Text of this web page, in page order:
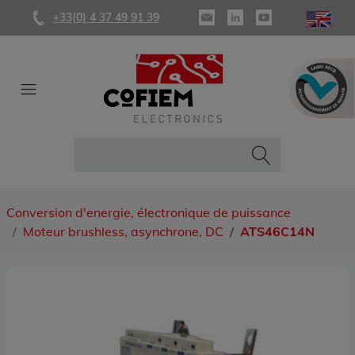
+33(0) 4 37 49 91 39
Conversion d'energie, électronique de puissance
Moteur brushless, asynchrone, DC
ATS46C14N